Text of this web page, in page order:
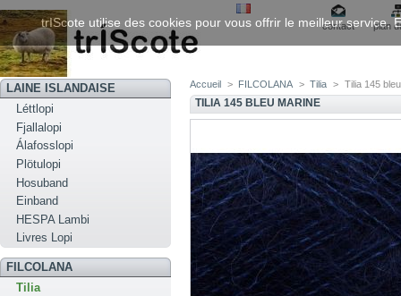
contact plan
LAINE ISLANDAISE
Léttlopi
Fjallalopi
Álafosslopi
Plötulopi
Hosuband
Einband
HESPA Lambi
Livres Lopi
FILCOLANA
Tilia
Accueil > FILCOLANA > Tilia > Tilia 145
TILIA 145 BLEU MARINE
trIScote utilise des cookies pour vous offrir le meilleur